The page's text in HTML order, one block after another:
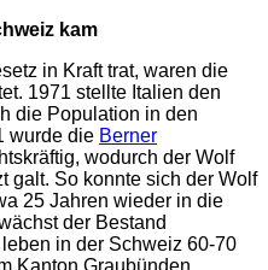
kam
in Kraft trat, waren die
1971 stellte Italien den
die Population in den
wurde die Berner
wodurch der Wolf
galt. So konnte sich der Wolf
25 Jahren wieder in die
der Bestand
in der Schweiz 60-70
Kanton Graubünden